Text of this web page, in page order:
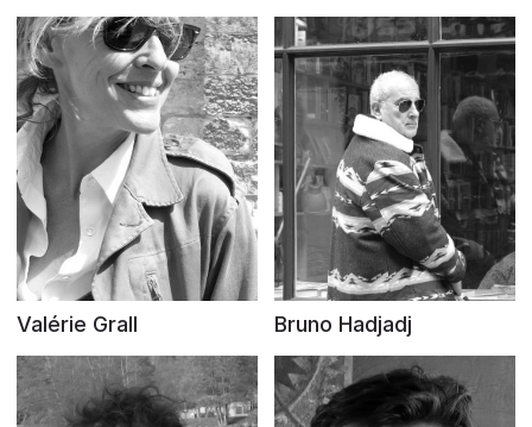
Valérie Grall Bruno Hadjadj